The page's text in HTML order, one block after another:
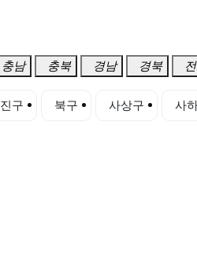
충남 충북 경남 경북
진구 북구 사상구 사